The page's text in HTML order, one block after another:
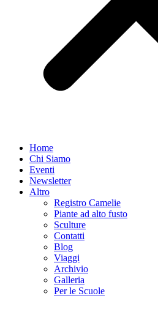
Home
Chi Siamo
Eventi
Newsletter
Altro
Registro Camelie
Piante ad alto fusto
Sculture
Contatti
Blog
Viaggi
Archivio
Galleria
Per le Scuole